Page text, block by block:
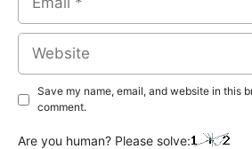
Website
Save my name, email, and website in this
comment.
Are you human? Please solve: